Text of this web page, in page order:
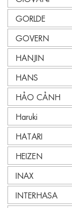
GORLDE
GOVERN
HANJIN
HANS
HẢO CẢNH
Haruki
HATARI
HEIZEN
INAX
INTERHASA